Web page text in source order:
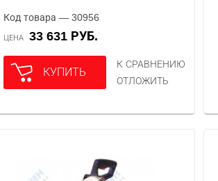
Код товара — 30956
ЦЕНА 33 631 РУБ.
КУПИТЬ
К СРАВНЕНИЮ
ОТЛОЖИТЬ